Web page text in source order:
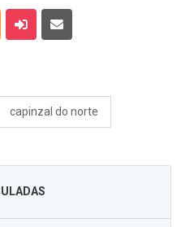
Outras MídiasEnviar para um amigo
capinzal do norte